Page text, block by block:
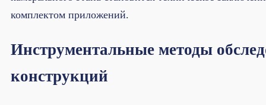
комплектом приложений.
Инструментальные методы
конструкций